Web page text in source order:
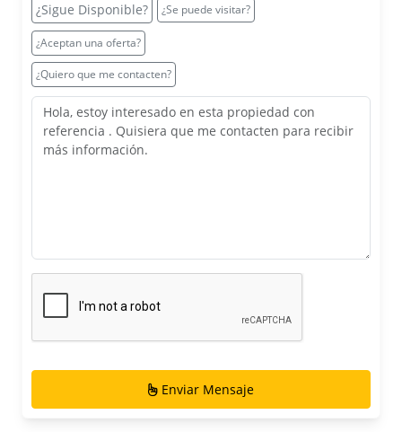
¿Sigue Disponible? ¿Se puede visitar?
¿Aceptan una oferta?
¿Quiero que me contacten?
Enviar Mensaje